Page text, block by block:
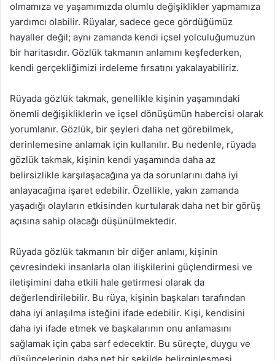
olmamıza ve yaşamımızda olumlu değişiklikler yapmamıza
yardımcı olabilir. Rüyalar, sadece gece gördüğümüz
hayaller değil; aynı zamanda kendi içsel yolculuğumuzun
bir haritasıdır. Gözlük takmanın anlamını keşfederken,
kendi gerçekliğimizi irdeleme fırsatını yakalayabiliriz.
Rüyada gözlük takmak, genellikle kişinin yaşamındaki
önemli değişikliklerin ve içsel dönüşümün habercisi olarak
yorumlanır. Gözlük, bir şeyleri daha net görebilmek,
derinlemesine anlamak için kullanılır. Bu nedenle, rüyada
gözlük takmak, kişinin kendi yaşamında daha az
belirsizlikle karşılaşacağına ya da sorunlarını daha iyi
anlayacağına işaret edebilir. Özellikle, yakın zamanda
yaşadığı olayların etkisinden kurtularak daha net bir görüş
açısına sahip olacağı düşünülmektedir.
Rüyada gözlük takmanın bir diğer anlamı, kişinin
çevresindeki insanlarla olan ilişkilerini güçlendirmesi ve
iletişimini daha etkili hale getirmesi olarak da
değerlendirilebilir. Bu rüya, kişinin başkaları tarafından
daha iyi anlaşılma isteğini ifade edebilir. Kişi, kendisini
daha iyi ifade etmek ve başkalarının onu anlamasını
sağlamak için çaba sarf edecektir. Bu süreçte, duygu ve